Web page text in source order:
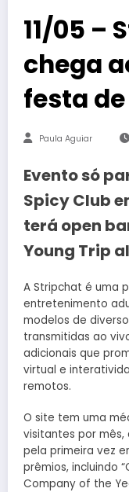
11/05 –
chega
festa
Paula Aguiar
Evento só
Spicy Club
terá open
Young Trip
A Stripchat é uma
entretenimento
modelos de
transmitidas ao
adicionais que
virtual e
remotos.
O site tem uma
visitantes por mês,
pela primeira vez
prêmios, incluindo
Company of the